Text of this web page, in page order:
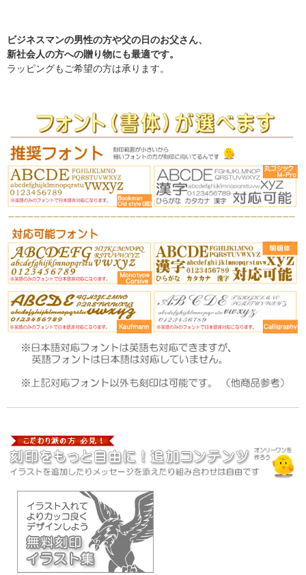
ビジネスマンの男性の方や父の日のお父さん、
新社会人の方への贈り物にも最適です。
ラッピングもご希望の方は承ります。